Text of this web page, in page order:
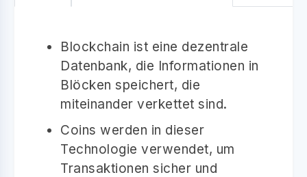
Blockchain ist eine dezentrale
Datenbank, die Informationen in
Blöcken speichert, die
miteinander verkettet sind.
Coins werden in dieser
Technologie verwendet, um
Transaktionen sicher und